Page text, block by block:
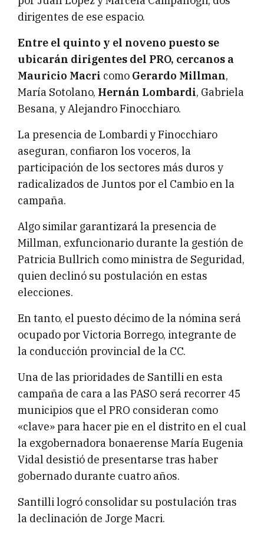
dirigentes de ese espacio.
Entre el quinto y el noveno puesto se
ubicarán dirigentes del PRO, cercanos a
Mauricio Macri como Gerardo Millman,
María Sotolano, Hernán Lombardi, Gabriela
Besana, y Alejandro Finocchiaro.
La presencia de Lombardi y Finocchiaro
aseguran, confiaron los voceros, la
participación de los sectores más duros y
radicalizados de Juntos por el Cambio en la
campaña.
Algo similar garantizará la presencia de
Millman, exfuncionario durante la gestión de
Patricia Bullrich como ministra de Seguridad,
quien declinó su postulación en estas
elecciones.
En tanto, el puesto décimo de la nómina será
ocupado por Victoria Borrego, integrante de
la conducción provincial de la CC.
Una de las prioridades de Santilli en esta
campaña de cara a las PASO será recorrer 45
municipios que el PRO consideran como
«clave» para hacer pie en el distrito en el cual
la exgobernadora bonaerense María Eugenia
Vidal desistió de presentarse tras haber
gobernado durante cuatro años.
Santilli logró consolidar su postulación tras
la declinación de Jorge Macri.